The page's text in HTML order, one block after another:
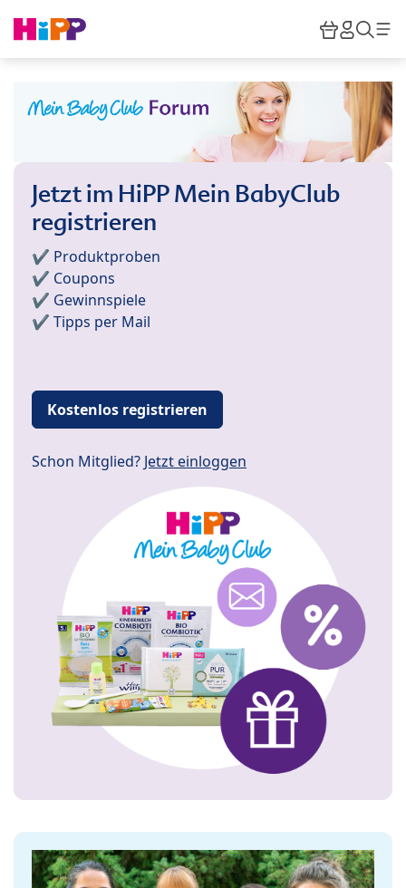
HiPP
Jetzt im HiPP Mein BabyClub
registrieren
✔️ Produktproben
✔️ Coupons
✔️ Gewinnspiele
✔️ Tipps per Mail
Kostenlos registrieren
Schon Mitglied? Jetzt einloggen